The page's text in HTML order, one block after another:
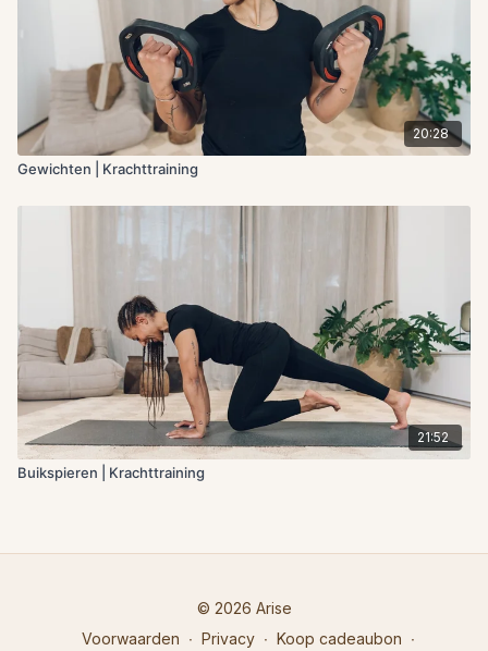
20:28
Gewichten | Krachttraining
21:52
Buikspieren | Krachttraining
© 2026 Arise
Voorwaarden ∙ Privacy ∙ Koop cadeaubon ∙